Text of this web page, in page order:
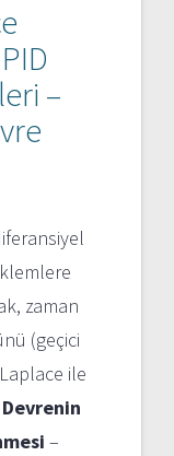
–
zaman
(geçici
ile
Devrenin
–